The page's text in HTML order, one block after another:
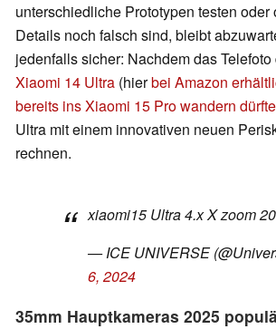
unterschiedliche Prototypen testen
Details noch falsch sind, bleibt
jedenfalls sicher: Nachdem das
Xiaomi 14 Ultra (hierbei Amazon
bereits ins Xiaomi 15 Pro wandern dürfte
Ultra mit einem innovativen neuen
rechnen.
xiaomi15 Ultra 4.x X zoom
— ICE UNIVERSE
6, 2024
35mm Hauptkameras 2025